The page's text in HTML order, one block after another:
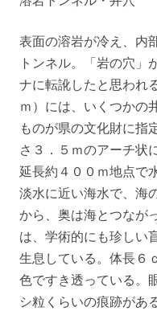
表面の溶岩が冷え、内
トンネル。「岩の穴」
ナに転訛したと思われ
ｍ）には、いくつかの
ものが県の文化財に指
さ３．５ｍのアーチ状
延長約４００ｍ地点で
淡水に近い海水で、海
から、奥は海とつなが
は、学術的にも珍しい
生息している。体長６
色ですき透っている。
シ粒くらいの痕跡があ